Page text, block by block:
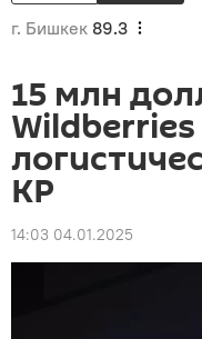
г. Бишкек 89.3
15 млн
Wildberries
КР
14:03 04.01.2025